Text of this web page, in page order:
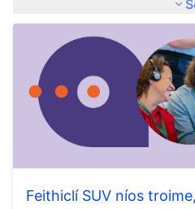
Feithiclí SUV níos